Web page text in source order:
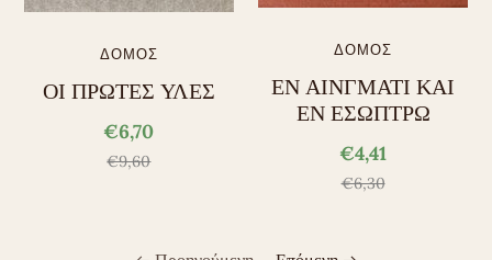
ΔΟΜΟΣ
ΟΙ ΠΡΩΤΕΣ ΥΛΕΣ
€6,70
€9,60
ΔΟΜΟΣ
ΕΝ ΑΙΝΓΜΑΤΙ ΚΑΙ
ΕΝ ΕΣΩΠΤΡΩ
€4,41
€6,30